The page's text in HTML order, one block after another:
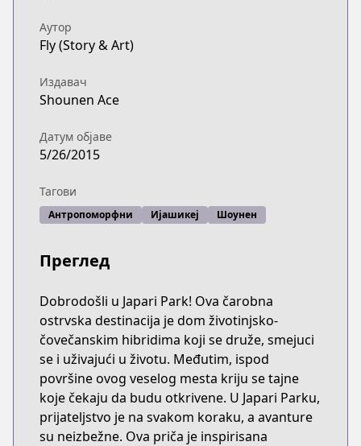
Аутор
Fly (Story & Art)
Издавач
Shounen Ace
Датум објаве
5/26/2015
Тагови
Антропоморфни Ијашикеј Шоунен
Преглед
Dobrodošli u Japari Park! Ova čarobna
ostrvska destinacija je dom životinjsko-
čovečanskim hibridima koji se druže, smejuci
se i uživajući u životu. Međutim, ispod
površine ovog veselog mesta kriju se tajne
koje čekaju da budu otkrivene. U Japari Parku,
prijateljstvo je na svakom koraku, a avanture
su neizbežne. Ova priča je inspirisana